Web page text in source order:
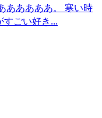
あああああ。 寒い時
ごい好き...